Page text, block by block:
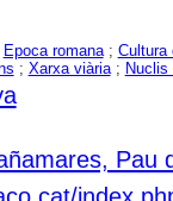
Epoca romana; Cultura
; Xarxa viària; Nuclis
Pau